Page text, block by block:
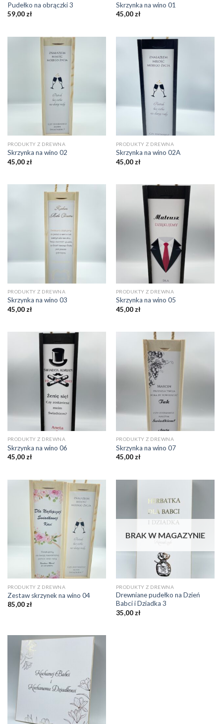
Pudełko na obrączki 3
59,00zł
Skrzynka na wino 01
45,00zł
PRODUKTY Z DREWNA
Skrzynka na wino 02
45,00 zł
PRODUKTY Z DREWNA
Skrzynka na wino 02A
45,00 zł
PRODUKTY Z DREWNA
Skrzynka na wino 03
45,00 zł
PRODUKTY Z DREWNA
Skrzynka na wino 05
45,00 zł
PRODUKTY Z DREWNA
Skrzynka na wino 06
45,00 zł
PRODUKTY Z DREWNA
Skrzynka na wino 07
45,00 zł
PRODUKTY Z DREWNA
Zestaw skrzynek na wino 04
85,00zł
BRAK W MAGAZYNIE
PRODUKTY Z DREWNA
Drewniane pudełko na Dzień
Babci i Dziadka 3
35,00 zł